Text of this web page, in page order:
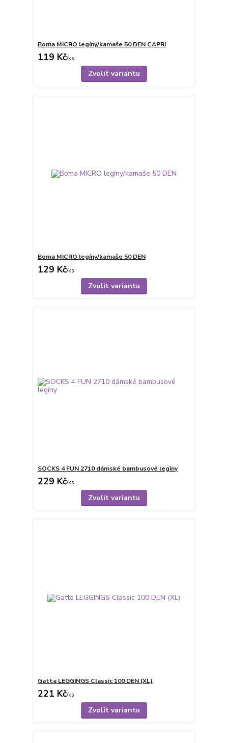
Boma MICRO legíny/kamaše 50 DEN CAPRI
119 Kč/ks
Zvolit variantu
Boma MICRO legíny/kamaše 50 DEN
129 Kč/ks
Zvolit variantu
SOCKS 4 FUN 2710 dámské bambusové legíny
229 Kč/ks
Zvolit variantu
Gatta LEGGINGS Classic 100 DEN (XL)
221 Kč/ks
Zvolit variantu